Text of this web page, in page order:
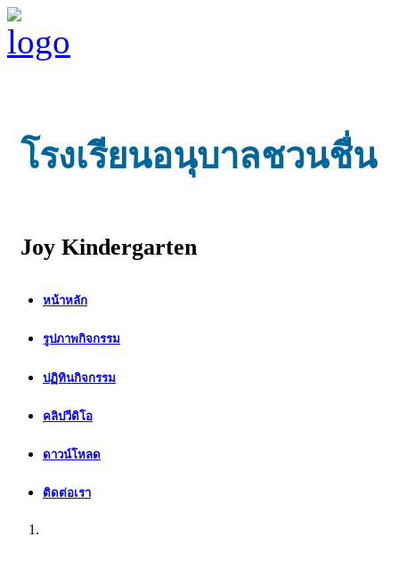
โรงเรียนอนุบาลชวนชื่น
Joy Kindergarten
หน้าหลัก
รูปภาพกิจกรรม
ปฏิทินกิจกรรม
คลิปวีดิโอ
ดาวน์โหลด
ติดต่อเรา